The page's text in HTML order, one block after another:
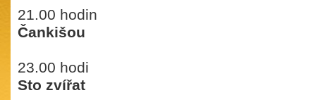
21.00 hodin
Čankišou
23.00 hodi
Sto zvířat